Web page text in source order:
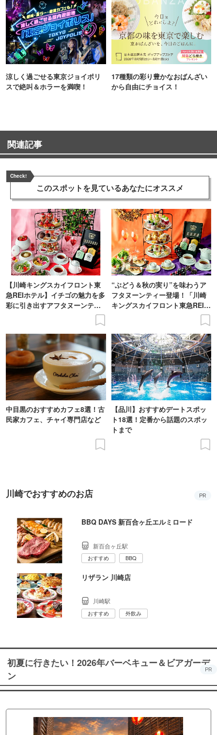
涼しく過ごせる東京ジョイポリ
スで絶叫＆ホラーを満喫！
17種類の彩り豊かなおばんざい
から自由にチョイス！
関連記事
Check!
このスポットを見ているあなたにオススメ
【川崎キングスカイフロント東
急REIホテル】イチゴの魅力を多
彩に引き出すアフタヌーンティ
“ぶどう＆秋の実り”を味わうア
フタヌーンティー登場！「川崎
キングスカイフロント東急REIホ
中目黒のおすすめカフェ8選！古
民家カフェ、チャイ専門店など
【品川】おすすめデートスポッ
ト18選！定番から話題のスポッ
トまで
川崎でおすすめのお店 PR
BBQ DAYS 新百合ヶ丘エルミロード
新百合ヶ丘駅
おすすめ BBQ
リザラン 川崎店
川崎駅
おすすめ 外飲み
初夏に行きたい！2026年バーベキュー＆ビアガーデ
ン
PR